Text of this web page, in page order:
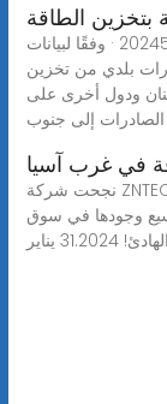
الطاقة
لماذا الاهتمام بتخزين الطاقة الموزعة في آسيا 2024523 · وفقًا لبيانات
2022، زادت صادرات بلدي من تخزين
ودول أخرى على
إلى جنوب
في غرب آسيا
نجحت شركة ZNTECH في تأمين مشروع لتخزين الطاقة بقدرة 232
وجودها في سوق